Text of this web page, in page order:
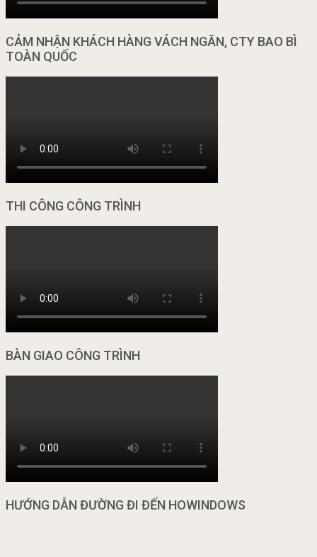
CẢM NHẬN KHÁCH HÀNG VÁCH NGĂN, CTY BAO BÌ
TOÀN QUỐC
THI CÔNG CÔNG TRÌNH
BÀN GIAO CÔNG TRÌNH
HƯỚNG DẪN ĐƯỜNG ĐI ĐẾN HOWINDOWS